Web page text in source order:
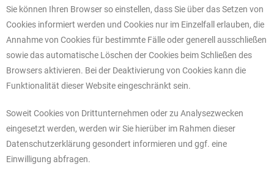
Sie können Ihren Browser so einstellen, dass Sie über das Setzen von
Cookies informiert werden und Cookies nur im Einzelfall erlauben, die
Annahme von Cookies für bestimmte Fälle oder generell ausschließen
sowie das automatische Löschen der Cookies beim Schließen des
Browsers aktivieren. Bei der Deaktivierung von Cookies kann die
Funktionalität dieser Website eingeschränkt sein.
Soweit Cookies von Drittunternehmen oder zu Analysezwecken
eingesetzt werden, werden wir Sie hierüber im Rahmen dieser
Datenschutzerklärung gesondert informieren und ggf. eine
Einwilligung abfragen.